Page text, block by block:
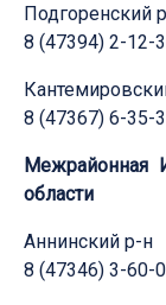
Подгоренский
8 (47394) 2-12-
8 (47367) 6-35-
области
Аннинский р-н
8 (47346) 3-60-